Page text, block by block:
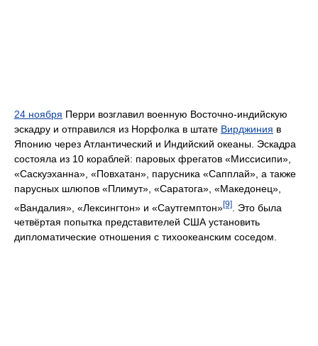
24 ноября Перри возглавил военную Восточно-индийскую
эскадру и отправился из Норфолка в штате Вирджиния в
Японию через Атлантический и Индийский океаны. Эскадра
состояла из 10 кораблей: паровых фрегатов «Миссисипи»,
«Саскуэханна», «Повхатан», парусника «Сапплай», а также
парусных шлюпов «Плимут», «Саратога», «Македонец»,
«Вандалия», «Лексингтон» и «Саутгемптон»[9]
. Это была
четвёртая попытка представителей США установить
дипломатические отношения с тихоокеанским соседом.